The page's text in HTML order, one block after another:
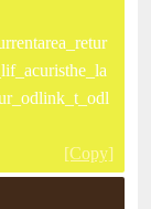
[Copy]